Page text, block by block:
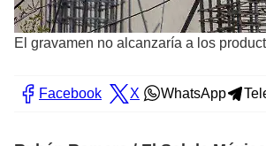
El gravamen no alcanzaría a los
Facebook X WhatsApp